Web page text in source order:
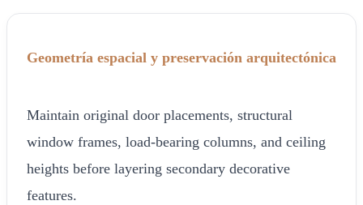
Geometría espacial y preservación arquitectónica
Maintain original door placements, structural
window frames, load-bearing columns, and ceiling
heights before layering secondary decorative
features.